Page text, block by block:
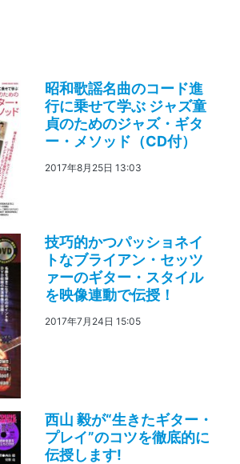
昭和歌謡名曲のコード進
行に乗せて学ぶ ジャズ童
貞のためのジャズ・ギタ
ー・メソッド（CD付）
2017年8月25日 13:03
技巧的かつパッショネイ
トなブライアン・セッツ
ァーのギター・スタイル
を映像連動で伝授！
2017年7月24日 15:05
西山 毅が“生きたギター・
プレイ”のコツを徹底的に
伝授します!